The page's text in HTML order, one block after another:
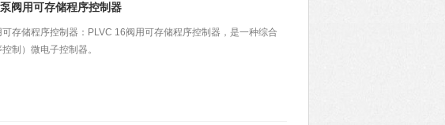
阀用可存储程序控制器
存储程序控制器：PLVC 16阀用可存储程序控制器，是一种综合
制）微电子控制器。